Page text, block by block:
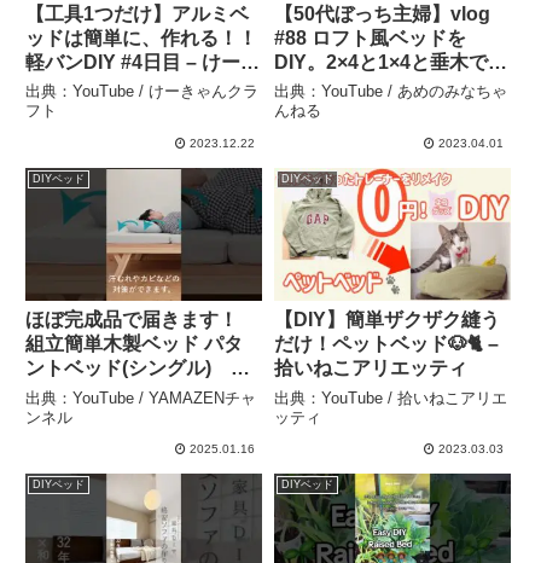
【工具1つだけ】アルミベ
ッドは簡単に、作れる！！
軽バンDIY #4日目 – けーき
ゃんクラフト
出典：YouTube / けーきゃんクラ
フト
2023.12.22
【50代ぼっち主婦】vlog
#88 ロフト風ベッドを
DIY。2×4と1×4と垂木で
『すのこベッド』を作りま
した。 – あめのみなちゃん
出典：YouTube / あめのみなちゃ
んねる
2023.04.01
DIYベッド
ほぼ完成品で届きます！
組立簡単木製ベッド パタ
ントベッド(シングル)
WFD-97195 – YAMAZEN
チャンネル
出典：YouTube / YAMAZENチャ
ンネル
2025.01.16
DIYベッド
【DIY】簡単ザクザク縫う
だけ！ペットベッド🐶🐈 –
拾いねこアリエッティ
出典：YouTube / 拾いねこアリエ
ッティ
2023.03.03
DIYベッド DIYベッド